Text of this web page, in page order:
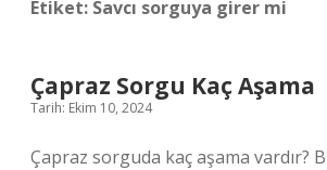
Etiket: Savcı sorguya girer mi
Çapraz Sorgu Kaç Aşama
Tarih: Ekim 10, 2024
Çapraz sorguda kaç aşama vardır?